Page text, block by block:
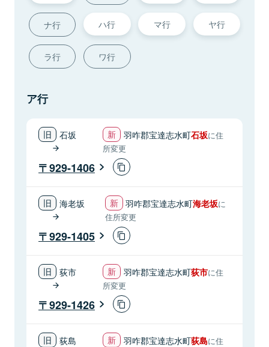
ナ行 ハ行 マ行 ヤ行
ラ行 ワ行
ア行
石坂 羽咋郡宝達志水町石坂に住
所変更
929-1406
海老坂 羽咋郡宝達志水町海老坂に
住所変更
929-1405
荻市 羽咋郡宝達志水町荻市に住
所変更
929-1426
荻島 羽咋郡宝達志水町荻島に住